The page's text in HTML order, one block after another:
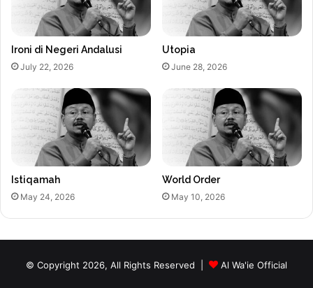
Ironi di Negeri Andalusi
July 22, 2026
Utopia
June 28, 2026
Istiqamah
May 24, 2026
World Order
May 10, 2026
© Copyright 2026, All Rights Reserved | Al Wa'ie Official